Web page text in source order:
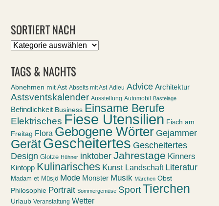
SORTIERT NACH
Sortiert
TAGS & NACHTS
Abnehmen mit Ast Abseits mit Ast Adieu Advice Architektur
Astsventskalender Ausstellung Automobil Bastelage
Befindlichkeit Business Einsame Berufe
Elektrisches Fiese Utensilien Fisch am
Freitag Flora Gebogene Wörter Gejammer
GerätGescheitertes Gescheitertes
Design Glotze Hühner inktober Jahrestage Kinners
Kintopp Kulinarisches Kunst Landschaft Literatur
Madam et Müsjö Mode Monster Musik Märchen Obst
Philosophie Portrait Sommergemüse Sport Tierchen
Urlaub Veranstaltung Wetter